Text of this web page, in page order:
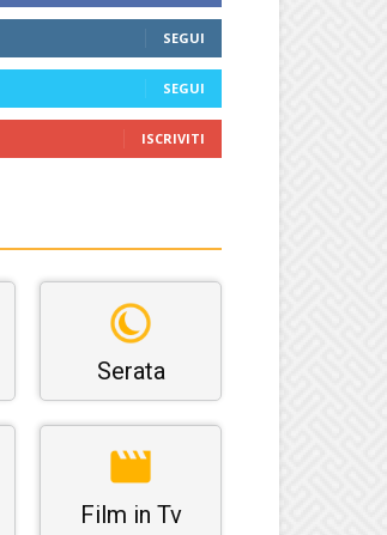
SEGUI
SEGUI
ISCRIVITI
Serata
Film in Tv